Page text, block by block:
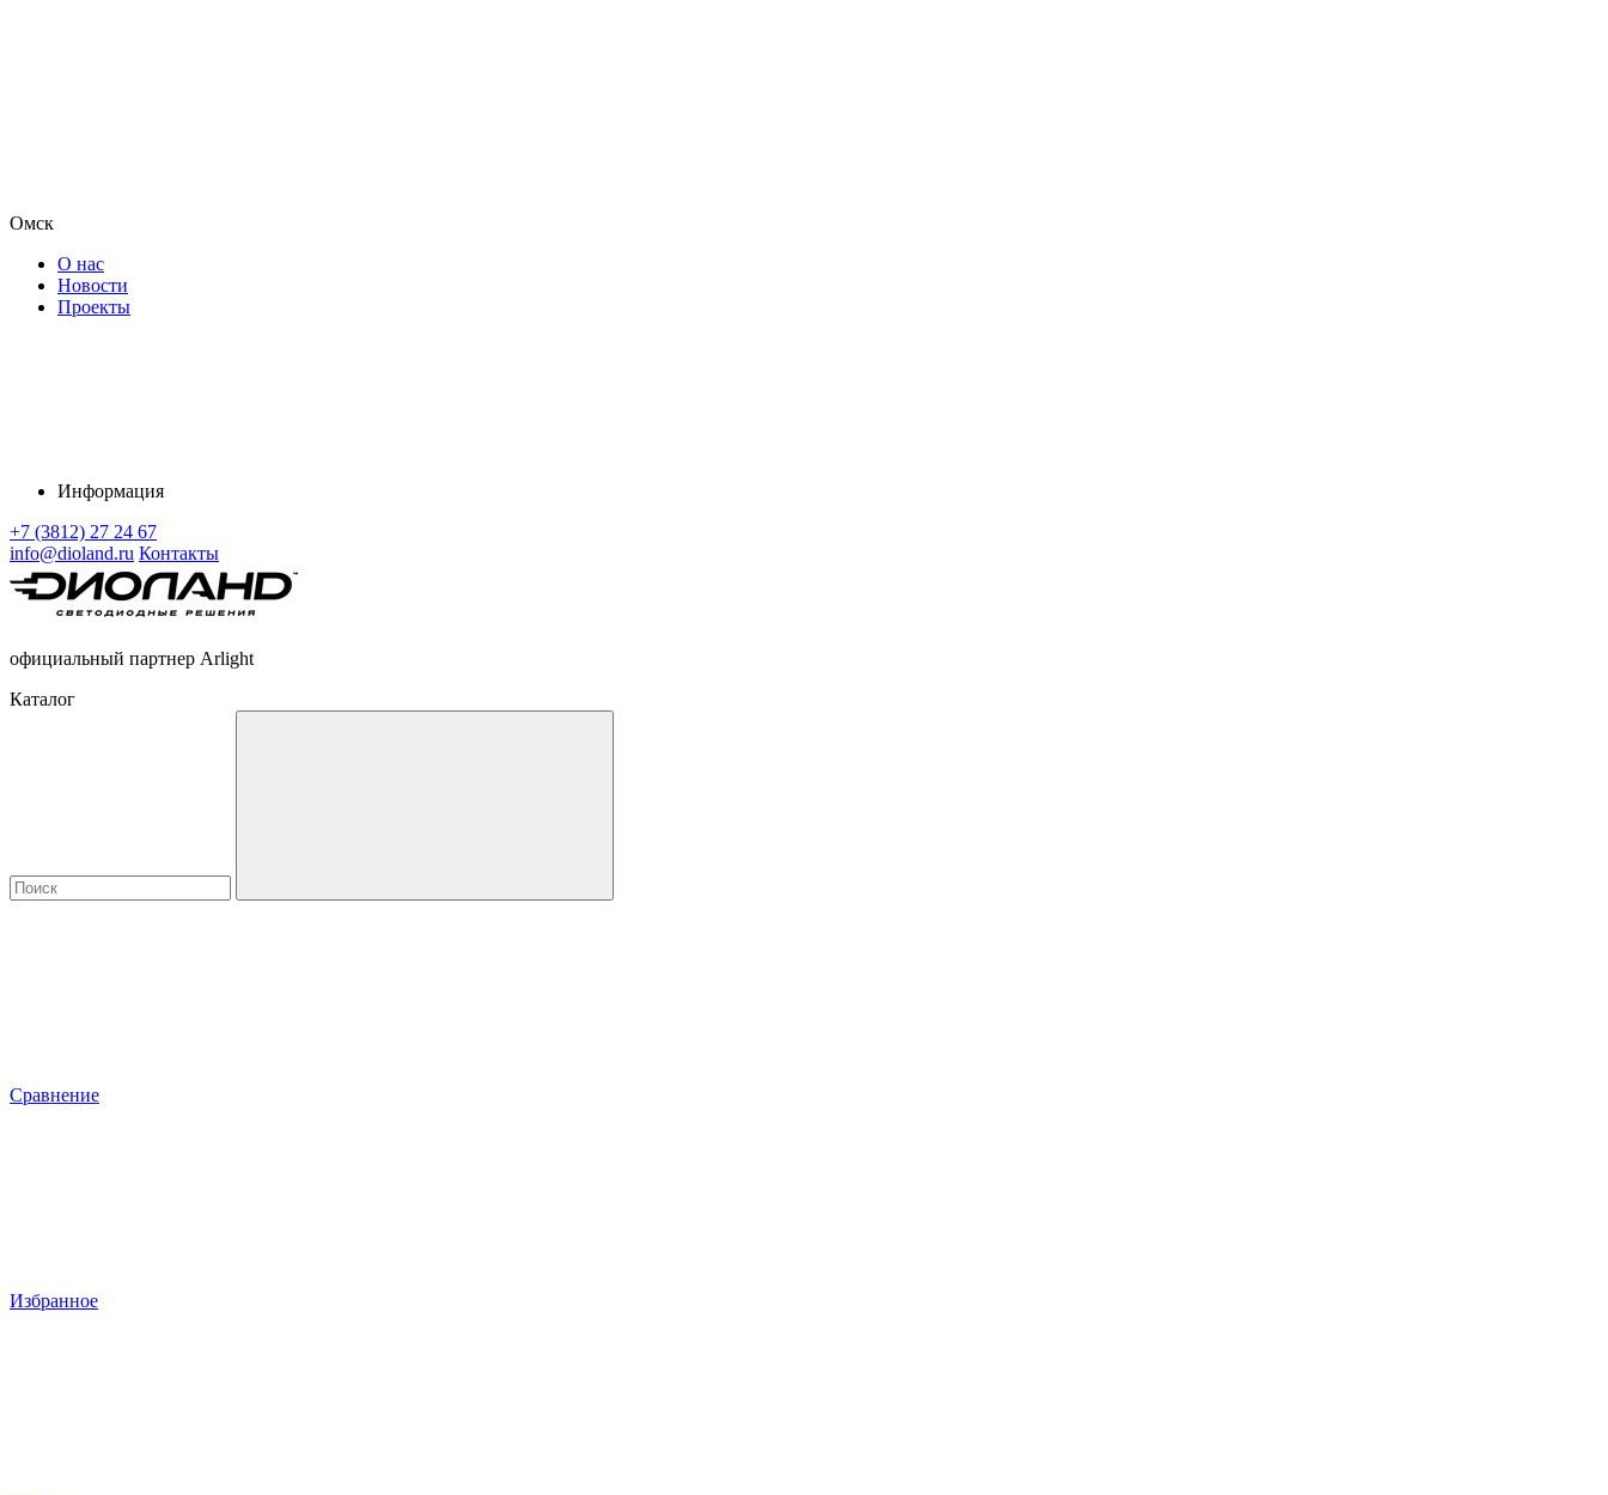
Омск
О нас
Новости
Проекты
Информация
+7 (3812) 27 24 67
info@dioland.ru Контакты
официальный партнер Arlight
Каталог
Сравнение
Избранное